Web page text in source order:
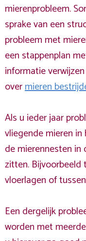
mierenprobleem.
sprake van een
probleem met
een stappenplan
informatie
overmieren
Als u ieder jaar
vliegende mieren
de mierennesten
zitten. Bijvoorbeeld
vloerlagen of
Een dergelijk
worden met